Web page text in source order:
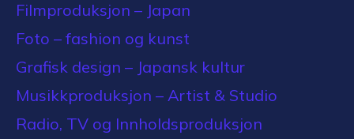
Filmproduksjon – Japan
Foto – fashion og kunst
Grafisk design – Japansk kultur
Musikkproduksjon – Artist & Studio
Radio, TV og Innholdsproduksjon